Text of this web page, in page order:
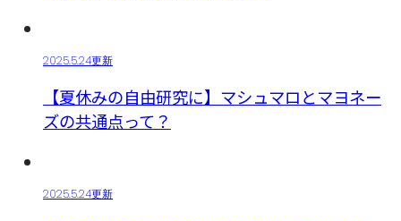
2025.5.24更新
【夏休みの自由研究に】マシュマロとマヨネー
ズの共通点って？
2025.5.24更新